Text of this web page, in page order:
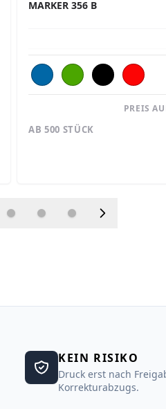
MARKER 356 B
PREIS
AB 500 STÜCK
KEIN RISIKO
Druck erst nach
Korrekturabzugs.